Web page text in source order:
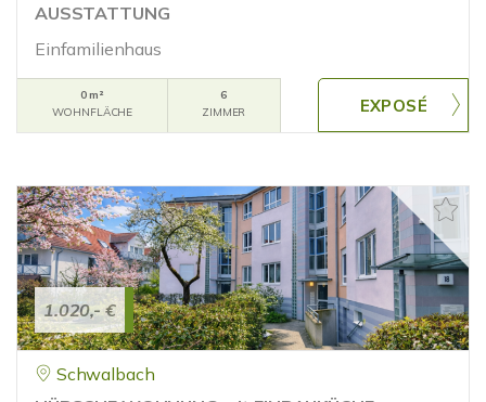
AUSSTATTUNG
Einfamilienhaus
0 m²
WOHNFLÄCHE
6
ZIMMER
1.020,- €
Schwalbach